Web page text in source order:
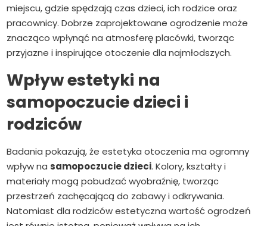
miejscu, gdzie spędzają czas dzieci, ich rodzice oraz
pracownicy. Dobrze zaprojektowane ogrodzenie może
znacząco wpłynąć na atmosferę placówki, tworząc
przyjazne i inspirujące otoczenie dla najmłodszych.
Wpływ estetyki na
samopoczucie dzieci i
rodziców
Badania pokazują, że estetyka otoczenia ma ogromny
wpływ na samopoczucie dzieci. Kolory, kształty i
materiały mogą pobudzać wyobraźnię, tworząc
przestrzeń zachęcającą do zabawy i odkrywania.
Natomiast dla rodziców estetyczna wartość ogrodzeń